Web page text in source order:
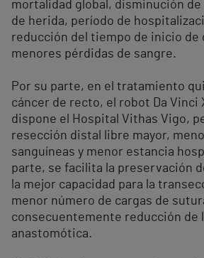
mortalidad global, disminución
de herida, período de
reducción del tiempo de inicio de
menores pérdidas de sangre.
Por su parte, en el tratamiento
cáncer de recto, el robot Da Vinci
dispone el Hospital Vithas Vigo,
resección distal libre mayor,
sanguíneas y menor estancia
parte, se facilita la preservación
la mejor capacidad para la
menor número de cargas de
consecuentemente reducción de
anastomótica.